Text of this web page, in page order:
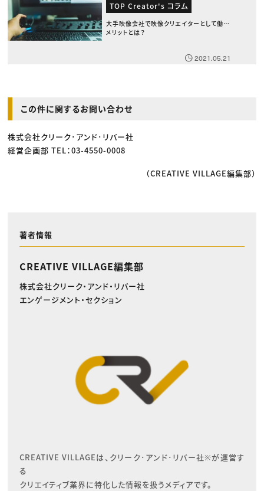
TOP Creator's コラム
大手映像会社で映像クリエイターとして働く
メリットとは？
2021.05.21
この件に関するお問い合わせ
株式会社クリーク･アンド･リバー社
経営企画部 TEL：03-4550-0008
（CREATIVE VILLAGE編集部）
著者情報
CREATIVE VILLAGE編集部
株式会社クリーク・アンド・リバー社
エンゲージメント・セクション
CREATIVE VILLAGEは、クリーク･アンド･リバー社※が運営す
る
クリエイティブ業界に特化した情報を扱うメディアです。